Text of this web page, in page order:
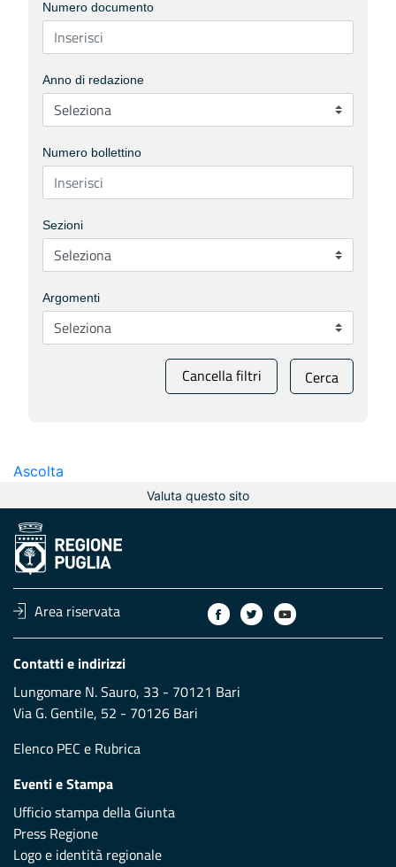
Numero documento
Anno di redazione
Numero bollettino
Sezioni
Argomenti
Cancella filtri Cerca
Ascolta
Valuta questo sito
Area riservata
Contatti e indirizzi
Lungomare N. Sauro, 33 - 70121 Bari
Via G. Gentile, 52 - 70126 Bari
Elenco PEC e Rubrica
Eventi e Stampa
Ufficio stampa della Giunta
Press Regione
Logo e identità regionale